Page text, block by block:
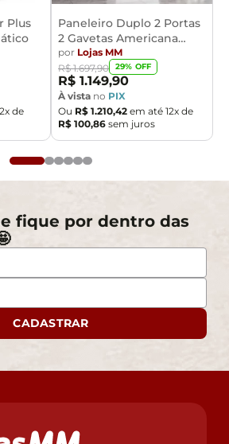
Plus
x de
Paneleiro Duplo 2 Portas
2 Gavetas Americana
Henn
por Lojas MM
R$ 1.697,90 29% OFF
R$ 1.149,90
À vista no PIX
Ou R$ 1.210,42 em até 12x de
R$ 100,86 sem juros
fique por dentro das
CADASTRAR